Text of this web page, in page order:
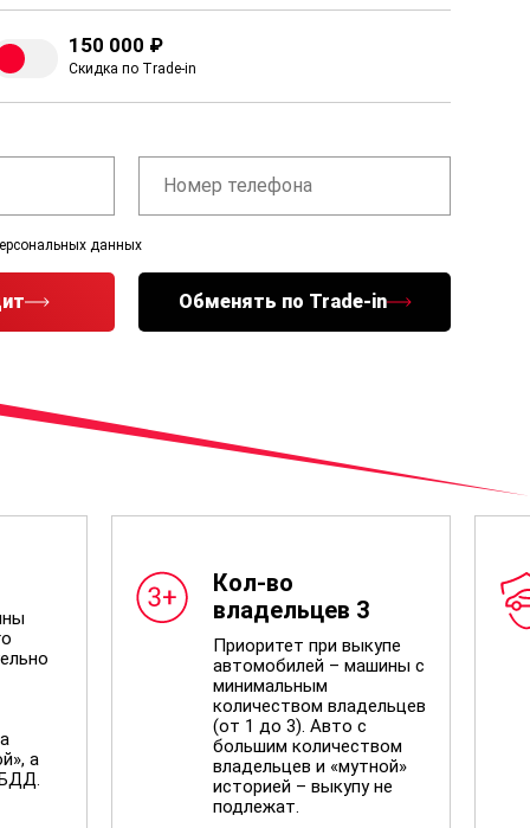
150 000 ₽
Скидка по Trade-in
данных
Обменять по Trade-in
а
Кол-во
владельцев 3
Приоритет при выкупе
автомобилей – машины с
минимальным
количеством владельцев
(от 1 до 3). Авто с
большим количеством
владельцев и «мутной»
историей – выкупу не
подлежат.